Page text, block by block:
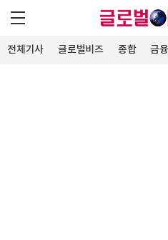
전체기사 글로벌비즈 종합 금융